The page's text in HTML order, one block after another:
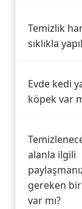
Temizlik
sıklıkla
Evde kedi
köpek var
alanla ilgili
gereken
var mı?